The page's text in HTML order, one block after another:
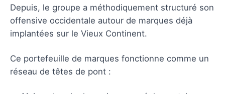
Depuis, le groupe a méthodiquement structuré son
offensive occidentale autour de marques déjà
implantées sur le Vieux Continent.
Ce portefeuille de marques fonctionne comme un
réseau de têtes de pont :